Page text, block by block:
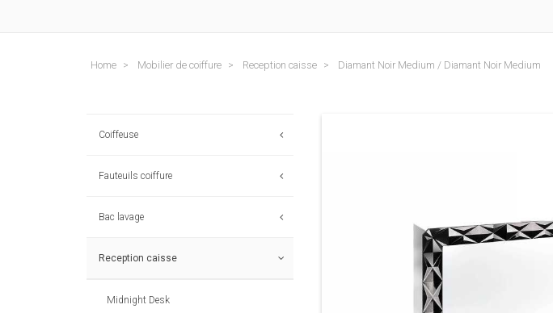
Home Mobilier de coiffure Reception caisse Diamant Noir Medium / Diamant Noir Medium
Coiffeuse
Fauteuils coiffure
Bac lavage
Reception caisse
Midnight Desk